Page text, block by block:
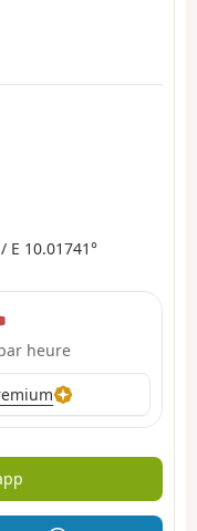
E 10.01741°
heure